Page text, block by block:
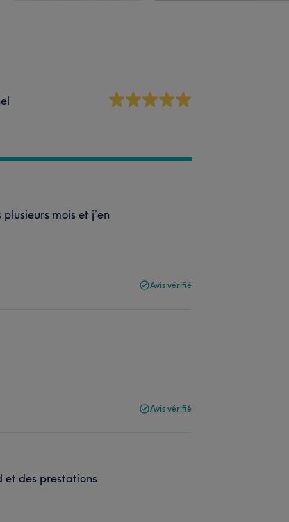
mois et j’en
Avis vérifié
Avis vérifié
et des prestations